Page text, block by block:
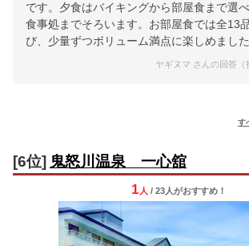
です。夕食はバイキングから部屋食まで選
食事処までそろいます。お部屋食では全13
び、少量ずつボリューム満点に楽しめました
ヤギヌマ さんの回答（
す
[6位] 鬼怒川温泉 一心舘
1 人 / 23人がおすすめ！